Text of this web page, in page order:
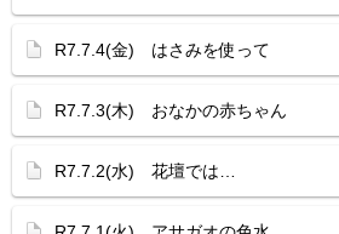
R7.7.4(金) はさみを使って
R7.7.3(木) おなかの赤ちゃん
R7.7.2(水) 花壇では…